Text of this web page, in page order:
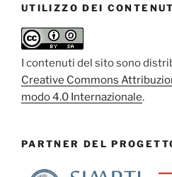
UTILIZZO DEI
I contenuti del sito sono
Creative Commons
modo 4.0 Internazionale.
PARTNER DEL